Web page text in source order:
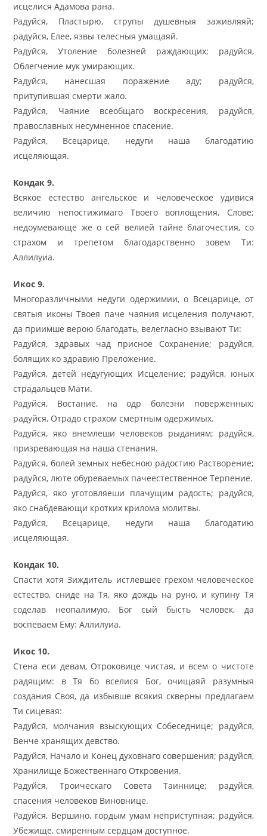
исцелися Адамова рана.
Радуйся, Пластырю, струпы душевныя заживляяй;
радуйся, Елее, язвы телесныя умащаяй.
Радуйся, Утоление болезней раждающих; радуйся,
Облегчение мук умирающих.
Радуйся, нанесшая поражение аду; радуйся,
притупившая смерти жало.
Радуйся, Чаяние всеобщаго воскресения, радуйся,
православных несумненное спасение.
Радуйся, Всецарице, недуги наша благодатию
исцеляющая.
Кондак 9.
Всякое естество ангельское и человеческое удивися
величию непостижимаго Твоего воплощения, Слове;
недоумевающе же о сей велией тайне благочестия, со
страхом и трепетом благодарственно зовем Ти:
Аллилуиа.
Икос 9.
Многоразличными недуги одержимии, о Всецарице, от
святыя иконы Твоея паче чаяния исцеления получают,
да приимше верою благодать, велегласно взывают Ти:
Радуйся, здравых чад присное Сохранение; радуйся,
болящих ко здравию Преложение.
Радуйся, детей недугующих Исцеление; радуйся, юных
страдальцев Мати.
Радуйся, Востание, на одр болезни поверженных;
радуйся, Отрадо страхом смертным одержимых.
Радуйся, яко внемлеши человеков рыданиям; радуйся,
призревающая на наша стенания.
Радуйся, болей земных небесною радостию Растворение;
радуйся, люте обуреваемых пачеестественное Терпение.
Радуйся, яко уготовляеши плачущим радость; радуйся,
яко снабдевающи кротких крилома молитвы.
Радуйся, Всецарице, недуги наша благодатию
исцеляющая.
Кондак 10.
Спасти хотя Зиждитель истлевшее грехом человеческое
естество, сниде на Тя, яко дождь на руно, и купину Тя
соделав неопалимую, Бог сый бысть человек, да
воспеваем Ему: Аллилуиа.
Икос 10.
Стена еси девам, Отроковице чистая, и всем о чистоте
радящим: в Тя бо вселися Бог, очищаяй разумныя
создания Своя, да избывше всякия скверны предлагаем
Ти сицевая:
Радуйся, молчания взыскующих Собеседнице; радуйся,
Венче хранящих девство.
Радуйся, Начало и Конец духовнаго совершения; радуйся,
Хранилище Божественнаго Откровения.
Радуйся, Троическаго Совета Таиннице; радуйся,
спасения человеков Виновнице.
Радуйся, Вершино, гордым умам неприступная; радуйся,
Убежище, смиренным сердцам доступное.